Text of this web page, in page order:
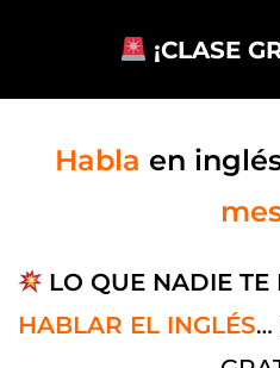
¡CLASE
Habla en
LO QUE NADIE TE
HABLAR EL INGLÉS…